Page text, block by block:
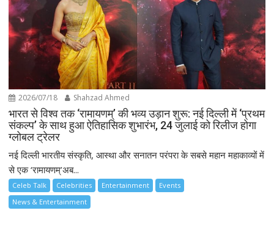
2026/07/18 Shahzad Ahmed
भारत से विश्व तक ‘रामायणम्’ की भव्य उड़ान शुरू: नई दिल्ली में ‘प्रथम
संकल्प’ के साथ हुआ ऐतिहासिक शुभारंभ, 24 जुलाई को रिलीज होगा
ग्लोबल ट्रेलर
नई दिल्ली भारतीय संस्कृति, आस्था और सनातन परंपरा के सबसे महान महाकाव्यों में
से एक ‘रामायणम्’अब...
Celeb Talk Celebrities Entertainment
Events
News & Entertainment